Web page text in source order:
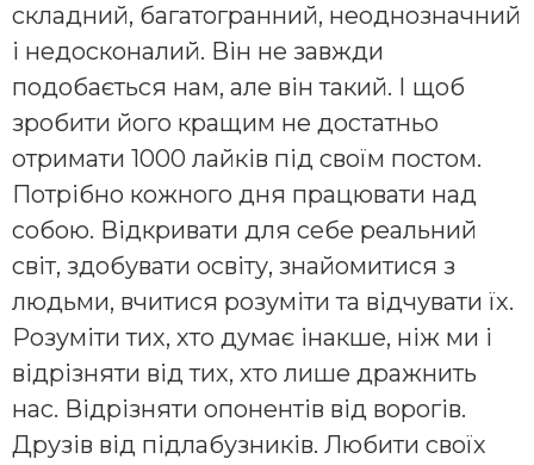
складний, багатогранний, неоднозначний
і недосконалий. Він не завжди
подобається нам, але він такий. І щоб
зробити його кращим не достатньо
отримати 1000 лайків під своїм постом.
Потрібно кожного дня працювати над
собою. Відкривати для себе реальний
світ, здобувати освіту, знайомитися з
людьми, вчитися розуміти та відчувати їх.
Розуміти тих, хто думає інакше, ніж ми і
відрізняти від тих, хто лише дражнить
нас. Відрізняти опонентів від ворогів.
Друзів від підлабузників. Любити своїх